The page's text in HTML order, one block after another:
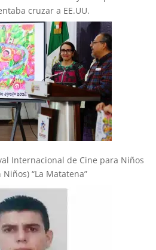
cruzar a EE.UU.
Internacional de Cine para Niños
“La Matatena”